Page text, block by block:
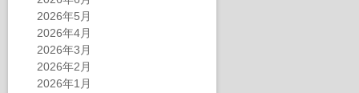
2026年5月
2026年4月
2026年3月
2026年2月
2026年1月